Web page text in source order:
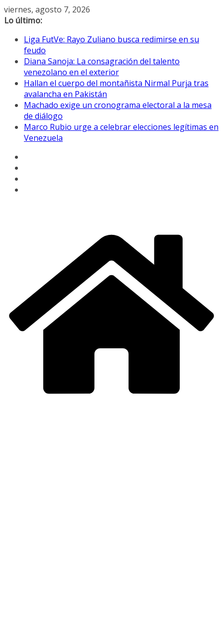
Saltar
al
viernes, agosto 7, 2026
Lo último:
Liga FutVe: Rayo Zuliano busca redimirse en su
feudo
Diana Sanoja: La consagración del talento
venezolano en el exterior
Hallan el cuerpo del montañista Nirmal Purja tras
avalancha en Pakistán
Machado exige un cronograma electoral a la mesa
de diálogo
Marco Rubio urge a celebrar elecciones legítimas en
Venezuela